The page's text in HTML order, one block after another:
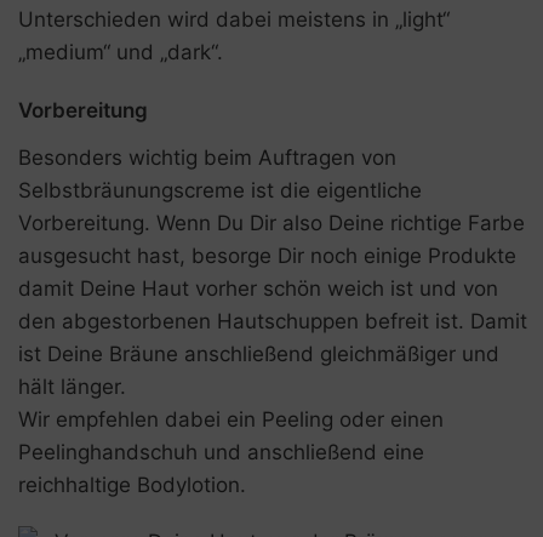
Unterschieden wird dabei meistens in „light“
„medium“ und „dark“.
Vorbereitung
Besonders wichtig beim Auftragen von
Selbstbräunungscreme ist die eigentliche
Vorbereitung. Wenn Du Dir also Deine richtige Farbe
ausgesucht hast, besorge Dir noch einige Produkte
damit Deine Haut vorher schön weich ist und von
den abgestorbenen Hautschuppen befreit ist. Damit
ist Deine Bräune anschließend gleichmäßiger und
hält länger.
Wir empfehlen dabei ein Peeling oder einen
Peelinghandschuh und anschließend eine
reichhaltige Bodylotion.